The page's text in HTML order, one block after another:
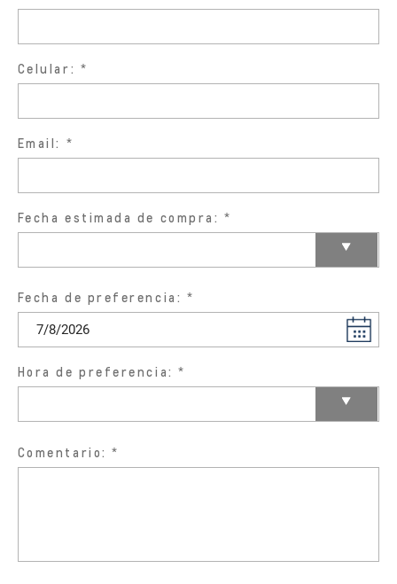
Celular:
Email:
Fecha estimada de compra:
Fecha de preferencia:
Hora de preferencia:
Comentario: